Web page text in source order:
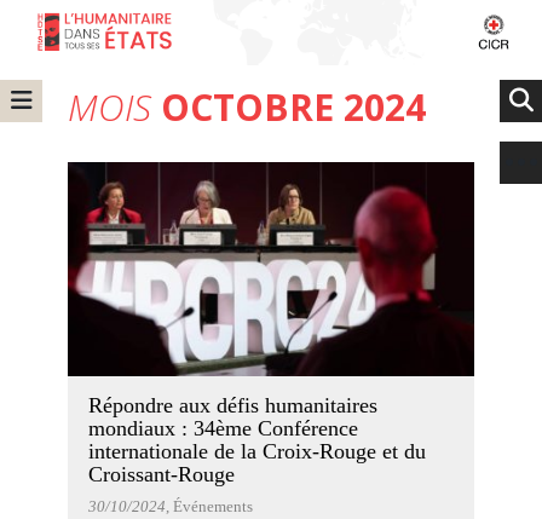
MOISOCTOBRE 2024
Répondre aux défis humanitaires
mondiaux : 34ème Conférence
internationale de la Croix-Rouge et du
Croissant-Rouge
30/10/2024 , Événements